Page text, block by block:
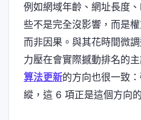
例如網域年齡、網址長度
些不是完全沒影響，而是
而非因果。與其花時間微
力壓在會實際撼動排名的
算法更新的方向也很一致
縱，這 6 項正是這個方向